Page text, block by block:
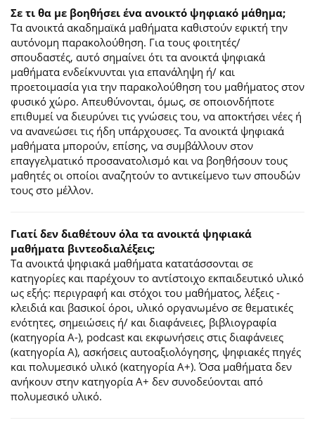
Σε τι θα με βοηθήσει ένα ανοικτό ψηφιακό μάθημα;
Τα ανοικτά ακαδημαϊκά μαθήματα καθιστούν εφικτή την
αυτόνομη παρακολούθηση. Για τους φοιτητές/
σπουδαστές, αυτό σημαίνει ότι τα ανοικτά ψηφιακά
μαθήματα ενδείκνυνται για επανάληψη ή/ και
προετοιμασία για την παρακολούθηση του μαθήματος στον
φυσικό χώρο. Απευθύνονται, όμως, σε οποιονδήποτε
επιθυμεί να διευρύνει τις γνώσεις του, να αποκτήσει νέες ή
να ανανεώσει τις ήδη υπάρχουσες. Τα ανοικτά ψηφιακά
μαθήματα μπορούν, επίσης, να συμβάλλουν στον
επαγγελματικό προσανατολισμό και να βοηθήσουν τους
μαθητές οι οποίοι αναζητούν το αντικείμενο των σπουδών
τους στο μέλλον.
Γιατί δεν διαθέτουν όλα τα ανοικτά ψηφιακά
μαθήματα βιντεοδιαλέξεις;
Τα ανοικτά ψηφιακά μαθήματα κατατάσσονται σε
κατηγορίες και παρέχουν το αντίστοιχο εκπαιδευτικό υλικό
ως εξής: περιγραφή και στόχοι του μαθήματος, λέξεις -
κλειδιά και βασικοί όροι, υλικό οργανωμένο σε θεματικές
ενότητες, σημειώσεις ή/ και διαφάνειες, βιβλιογραφία
(κατηγορία Α-), podcast και εκφωνήσεις στις διαφάνειες
(κατηγορία Α), ασκήσεις αυτοαξιολόγησης, ψηφιακές πηγές
και πολυμεσικό υλικό (κατηγορία Α+). Όσα μαθήματα δεν
ανήκουν στην κατηγορία Α+ δεν συνοδεύονται από
πολυμεσικό υλικό.